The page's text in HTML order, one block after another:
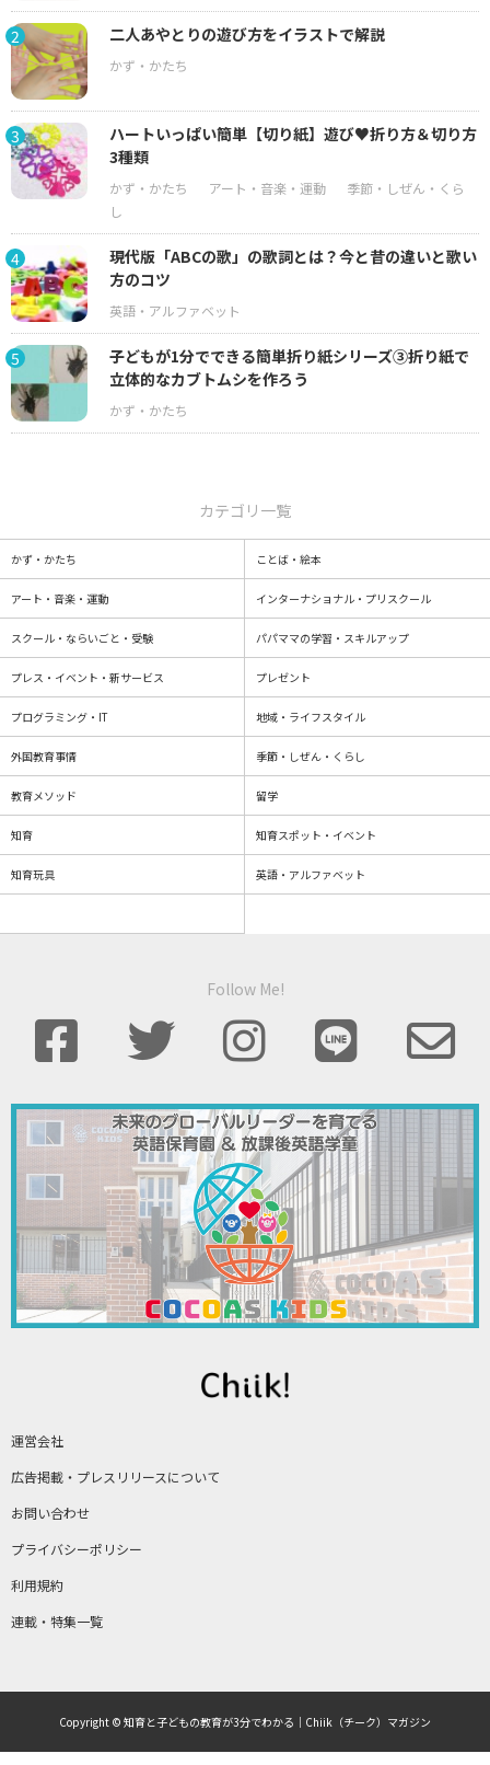
2 二人あやとりの遊び方をイラストで解説
3
ハートいっぱい簡単【切り紙】遊び♥折り方＆切り方
3種類
4
現代版「ABCの歌」の歌詞とは？今と昔の違いと歌い
方のコツ
5
子どもが1分でできる簡単折り紙シリーズ③折り紙で
立体的なカブトムシを作ろう
運営会社
広告掲載・プレスリリースについて
お問い合わせ
プライバシーポリシー
利用規約
連載・特集一覧
カテゴリ一覧
かず・かたち ことば・絵本
アート・音楽・運動 インターナショナル・プリスクール
スクール・ならいごと・受験 パパママの学習・スキルアップ
プレス・イベント・新サービス プレゼント
プログラミング・IT 地域・ライフスタイル
外国教育事情 季節・しぜん・くらし
教育メソッド 留学
知育 知育スポット・イベント
知育玩具 英語・アルファベット
Follow Me!
Copyright © 知育と子どもの教育が3分でわかる｜Chiik（チーク）マガジン